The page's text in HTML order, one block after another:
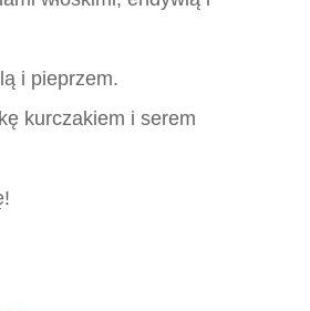
i pieprzem.
kurczakiem i serem